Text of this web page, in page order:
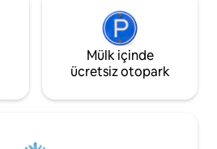
Mülk içinde
ücretsiz otopark